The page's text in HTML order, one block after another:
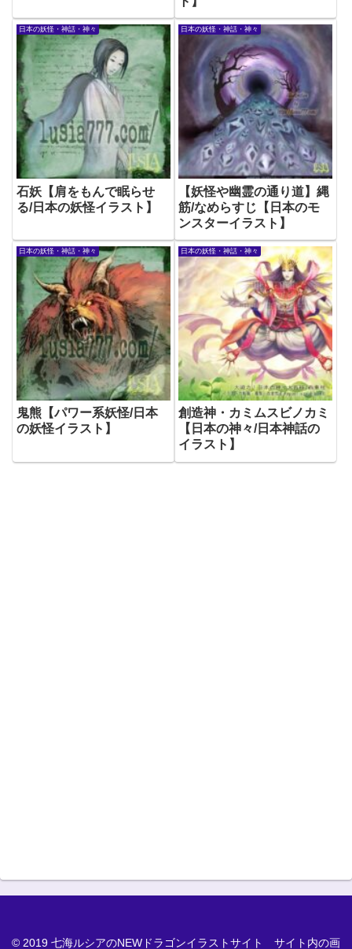
日本の妖怪・神話・神々
石妖【肩をもんで眠らせ
る/日本の妖怪イラスト】
日本の妖怪・神話・神々
【妖怪や幽霊の通り道】縄
筋/なめらすじ【日本のモ
ンスターイラスト】
日本の妖怪・神話・神々
鬼熊【パワー系妖怪/日本
の妖怪イラスト】
日本の妖怪・神話・神々
創造神・カミムスビノカミ
【日本の神々/日本神話の
イラスト】
© 2019 七海ルシアのNEWドラゴンイラストサイト サイト内の画